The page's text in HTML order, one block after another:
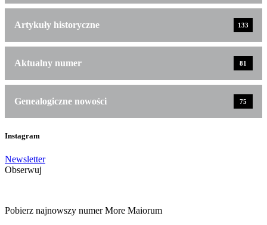
Artykuły historyczne 133
Aktualny numer 81
Genealogiczne nowości 75
Instagram
Newsletter
Obserwuj
Pobierz najnowszy numer More Maiorum